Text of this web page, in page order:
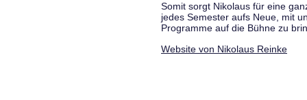
Somit sorgt Nikolaus für eine
jedes Semester aufs Neue, mit
Programme auf die Bühne zu
Website von Nikolaus Reinke